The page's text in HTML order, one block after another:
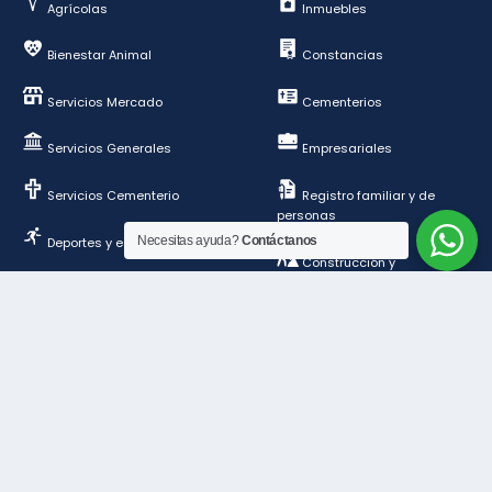
Agrícolas
Bienestar Animal
Servicios Mercado
Servicios Generales
Servicios Cementerio
Deportes y esparcimientos
Inmuebles
Constancias
Cementerios
Empresariales
Registro familiar y de
personas
Construcción y
Necesitas ayuda?Contáctanos